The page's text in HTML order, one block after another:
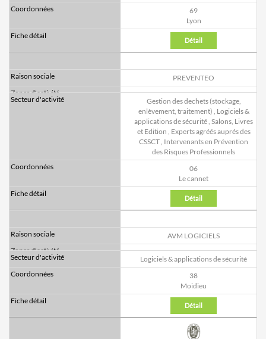
69
Lyon
Détail
PREVENTEO
Gestion des dechets (stockage,
enlèvement, traitement) , Logiciels &
applications de sécurité, Salons, Livres
et Edition , Experts agréés auprés des
CSSCT, Intervenants en Prévention
des Risques Professionnels
06
Le cannet
Détail
AVM LOGICIELS
Logiciels & applications de sécurité
38
Moidieu
Détail